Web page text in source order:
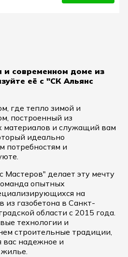
и современном доме из
её с "СК Альянс
где тепло зимой и
построенный из
материалов и служащий вам
идеально
потребностям и
Мастеров" делает эту мечту
опытных
на
из газобетона в Санкт-
области с 2015 года.
технологии и
строительные традиции,
вас надежное и